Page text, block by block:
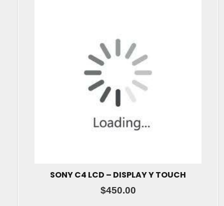
SONY C4 LCD – DISPLAY Y TOUCH
$450.00